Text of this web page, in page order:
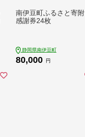
南伊豆町ふるさと寄附
感謝券24枚
静岡県南伊豆町
80,000 円